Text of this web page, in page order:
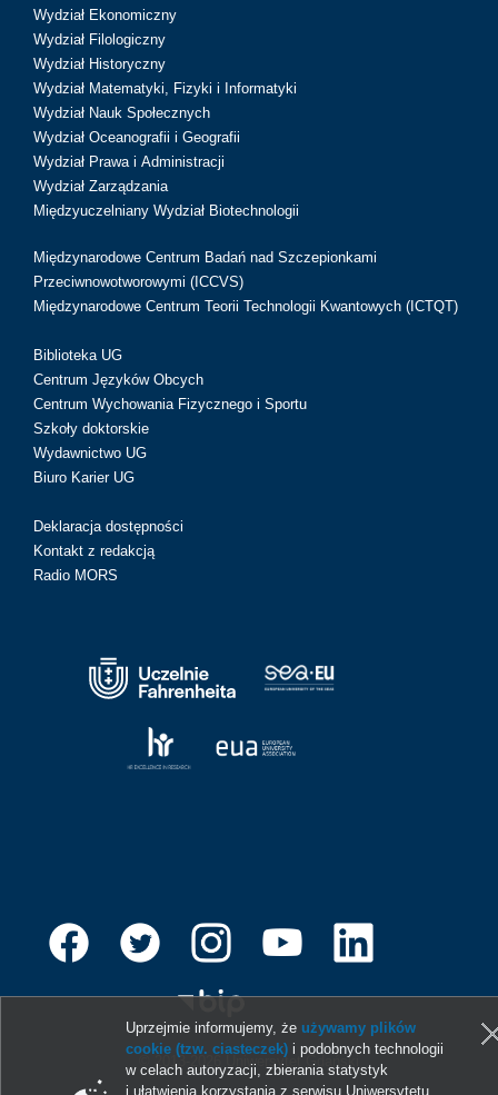
Wydział Ekonomiczny
Wydział Filologiczny
Wydział Historyczny
Wydział Matematyki, Fizyki i Informatyki
Wydział Nauk Społecznych
Wydział Oceanografii i Geografii
Wydział Prawa i Administracji
Wydział Zarządzania
Międzyuczelniany Wydział Biotechnologii
Międzynarodowe Centrum Badań nad Szczepionkami
Przeciwnowotworowymi (ICCVS)
Międzynarodowe Centrum Teorii Technologii Kwantowych (ICTQT)
Biblioteka UG
Centrum Języków Obcych
Centrum Wychowania Fizycznego i Sportu
Szkoły doktorskie
Wydawnictwo UG
Biuro Karier UG
Deklaracja dostępności
Kontakt z redakcją
Radio MORS
© 2013-2026 Uniwersytet Gdański
Uprzejmie informujemy, że używamy plików
cookie (tzw. ciasteczek) i podobnych technologii
w celach autoryzacji, zbierania statystyk
i ułatwienia korzystania z serwisu Uniwersytetu